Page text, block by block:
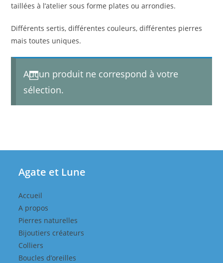
taillées à l’atelier sous forme plates ou arrondies.
Différents sertis, différentes couleurs, différentes pierres
mais toutes uniques.
Aucun produit ne correspond à votre
sélection.
Agate et Lune
Accueil
A propos
Pierres naturelles
Bijoutiers créateurs
Colliers
Boucles d’oreilles